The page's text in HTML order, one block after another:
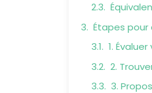
Étapes
1.
2.
3.